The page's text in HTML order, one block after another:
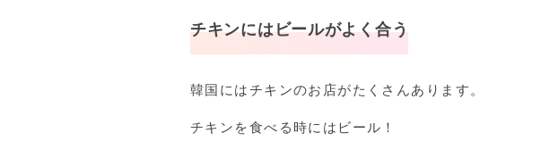
チキンにはビールがよく合う
韓国にはチキンのお店がたくさんあります。
チキンを食べる時にはビール！